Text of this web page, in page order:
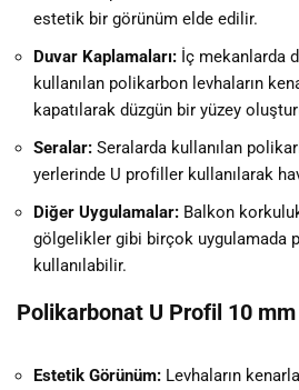
estetik bir görünüm elde edilir.
Duvar Kaplamaları: İç mekanlarda
kullanılan polikarbon levhaların
kapatılarak düzgün bir yüzey
Seralar: Seralarda kullanılan
yerlerinde U profiller kullanılarak
Diğer Uygulamalar: Balkon
gölgelikler gibi birçok uygulamada
kullanılabilir.
Polikarbonat U Profil 10 mm
Estetik Görünüm: Levhaların